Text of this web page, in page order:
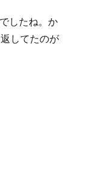
したね。か
してたのが